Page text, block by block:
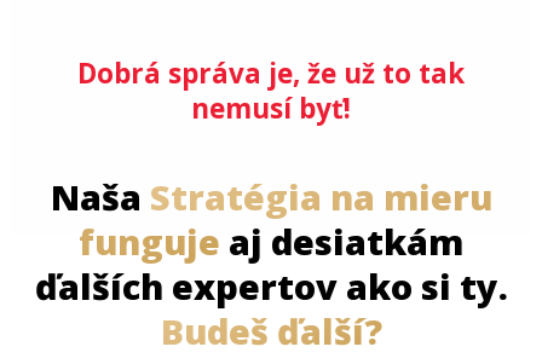
Dobrá správa je, že už to tak
nemusí byť!
Naša Stratégia na mieru
funguje aj desiatkám
ďalších expertov ako si ty.
Budeš ďalší?